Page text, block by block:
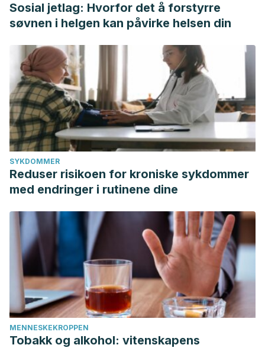
Sosial jetlag: Hvorfor det å forstyrre
søvnen i helgen kan påvirke helsen din
SYKDOMMER
Reduser risikoen for kroniske sykdommer
med endringer i rutinene dine
MENNESKEKROPPEN
Tobakk og alkohol: vitenskapens